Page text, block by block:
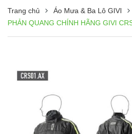
Trang chủ Áo Mưa & Ba Lô GIVI
PHẢN QUANG CHÍNH HÃNG GIVI